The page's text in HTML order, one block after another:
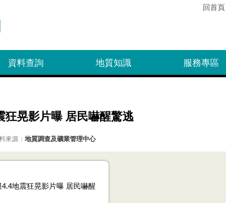
回首頁
資料查詢 地質知識 服務專區
狂晃影片曝 居民嚇醒驚逃
來源： 地質調查及礦業管理中心
地震狂晃影片曝 居民嚇醒